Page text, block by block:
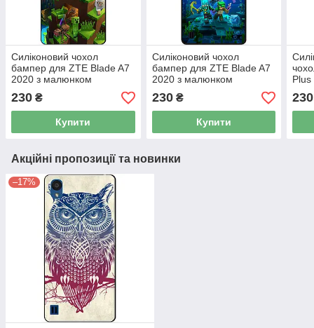
Силіконовий чохол
бампер для ZTE Blade A7
2020 з малюнком
Minecraft Майнкрафт
230 ₴
Купити
Силіконовий чохол
бампер для ZTE Blade A7
2020 з малюнком
Майнкрафт Minecraft
230₴
Купити
230
Акційні пропозиції та новинки
–17%